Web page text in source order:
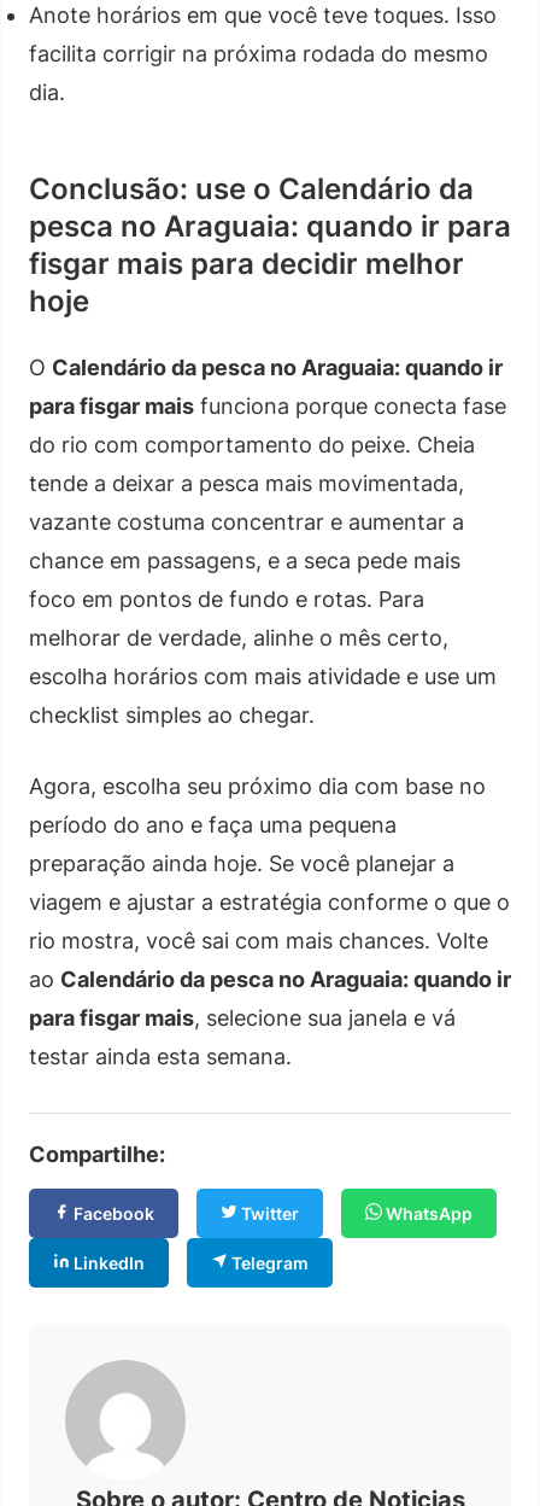
Anote horários em que você teve toques. Isso
facilita corrigir na próxima rodada do mesmo
dia.
Conclusão: use o Calendário da
pesca no Araguaia: quando ir para
fisgar mais para decidir melhor
hoje
O Calendário da pesca no Araguaia: quando ir
para fisgar mais funciona porque conecta fase
do rio com comportamento do peixe. Cheia
tende a deixar a pesca mais movimentada,
vazante costuma concentrar e aumentar a
chance em passagens, e a seca pede mais
foco em pontos de fundo e rotas. Para
melhorar de verdade, alinhe o mês certo,
escolha horários com mais atividade e use um
checklist simples ao chegar.
Agora, escolha seu próximo dia com base no
período do ano e faça uma pequena
preparação ainda hoje. Se você planejar a
viagem e ajustar a estratégia conforme o que o
rio mostra, você sai com mais chances. Volte
ao Calendário da pesca no Araguaia: quando ir
para fisgar mais, selecione sua janela e vá
testar ainda esta semana.
Compartilhe:
Facebook Twitter WhatsApp
LinkedIn Telegram
Sobre o autor: Centro de Noticias